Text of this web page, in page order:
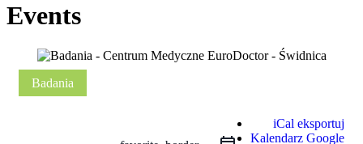
Events
Badania
iCal eksportuj
Kalendarz Google